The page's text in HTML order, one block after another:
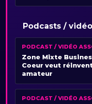
Podcasts /
PODCAST / VIDÉO
Zone Mixte
Coeur veut
amateur
PODCAST / VIDÉO